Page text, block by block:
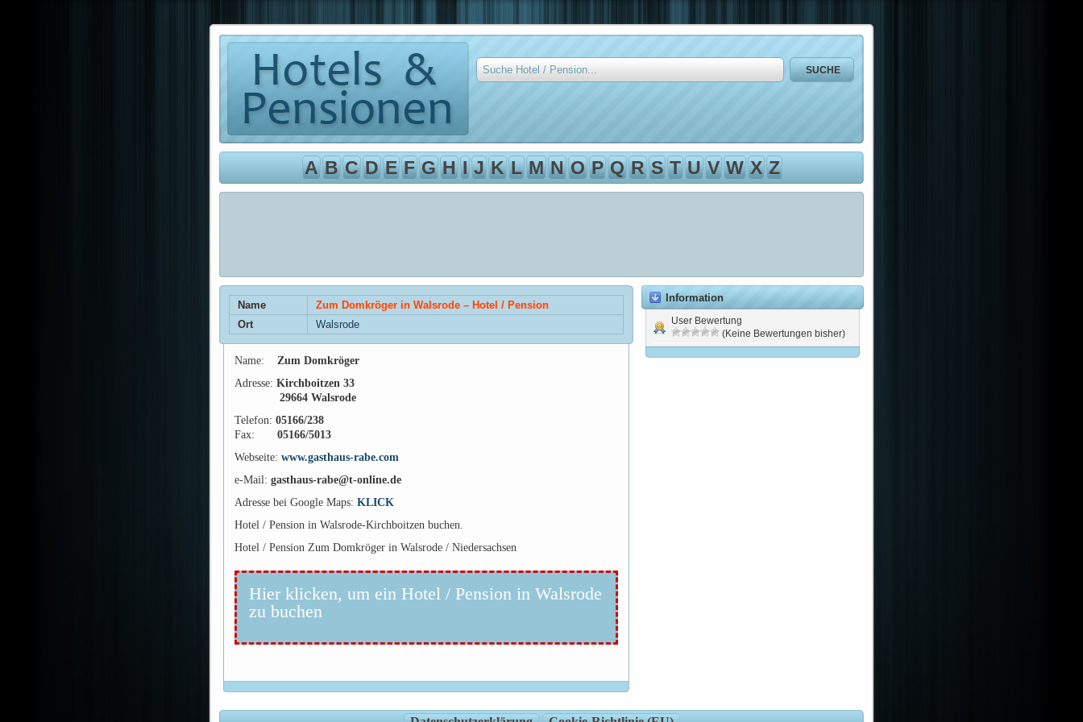
A B C D E F G H I J K L M N O P Q R S T U V W X Z
Name
Zum Domkröger in Walsrode – Hotel / Pension
Ort
Walsrode
Name: Zum Domkröger
Adresse: Kirchboitzen 33
29664 Walsrode
Telefon: 05166/238
Fax: 05166/5013
Webseite: www.gasthaus-rabe.com
e-Mail: gasthaus-rabe@t-online.de
Adresse bei Google Maps: KLICK
Hotel / Pension in Walsrode-Kirchboitzen buchen.
Hotel / Pension Zum Domkröger in Walsrode / Niedersachsen
Hier klicken, um ein Hotel / Pension in Walsrode
zu buchen
Information
User Bewertung
(Keine Bewertungen bisher)